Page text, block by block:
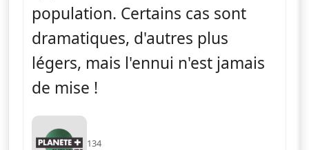
population. Certains cas sont
dramatiques, d'autres plus
légers, mais l'ennui n'est jamais
de mise !
134